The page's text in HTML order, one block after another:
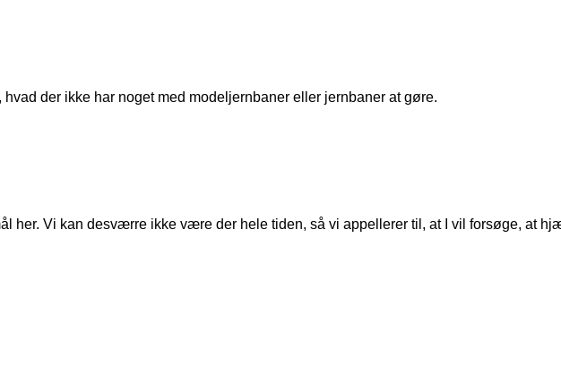
der ikke har noget med modeljernbaner eller jernbaner at gøre.
her. Vi kan desværre ikke være der hele tiden, så vi appellerer til, at I vil forsøge, at